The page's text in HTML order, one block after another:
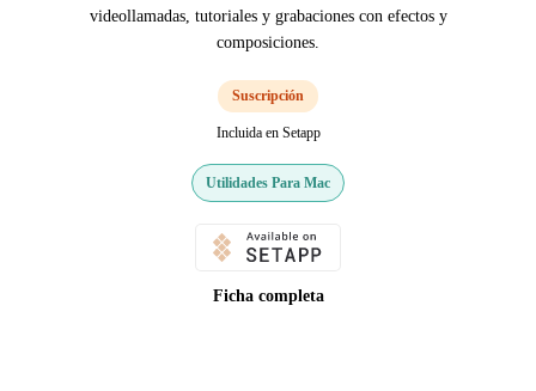
videollamadas, tutoriales y grabaciones con efectos y
composiciones.
Suscripción
Incluida en Setapp
Utilidades Para Mac
Ficha completa